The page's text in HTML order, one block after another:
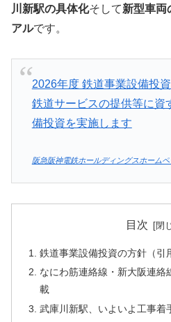
川新駅の具体化そして新型車両
アルです。
2026年度 鉄道事業設備投
鉄道サービスの提供等に資
備投資を実施します
阪急阪神電鉄ホールディングスホーム
目次
鉄道事業設備投資の方針（引
なにわ筋連絡線・新大阪連絡
載
武庫川新駅、いよいよ工事着